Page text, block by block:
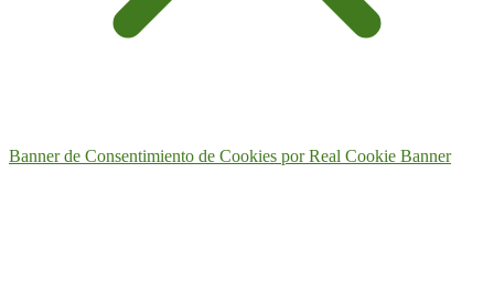
Banner de Consentimiento de Cookies por Real Cookie Banner